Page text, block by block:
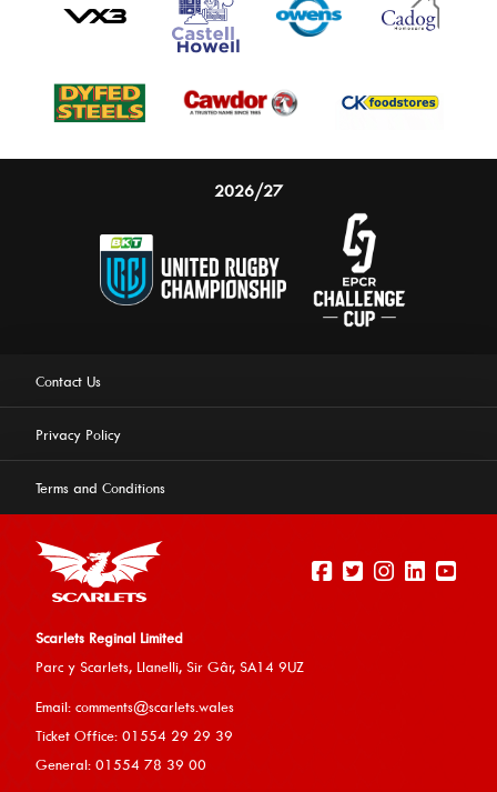
experience on our website. Learn more
2026/27
Contact Us
Privacy Policy
Terms and Conditions
Scarlets Reginal Limited
Parc y Scarlets, Llanelli, Sir Gâr, SA14 9UZ
Email: comments@scarlets.wales
Ticket Office: 01554 29 29 39
General: 01554 78 39 00